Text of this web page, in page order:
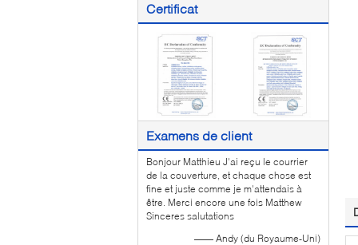
Certificat
Examens de client
Bonjour Matthieu J'ai reçu le courrier
de la couverture, et chaque chose est
fine et juste comme je m'attendais à
être. Merci encore une fois Matthew
Sinceres salutations
—— Andy (du Royaume-Uni)